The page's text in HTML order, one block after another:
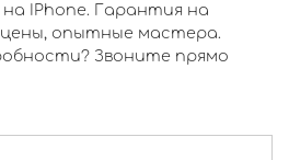
IPhone. Гарантия на
опытные мастера.
Звоните прямо